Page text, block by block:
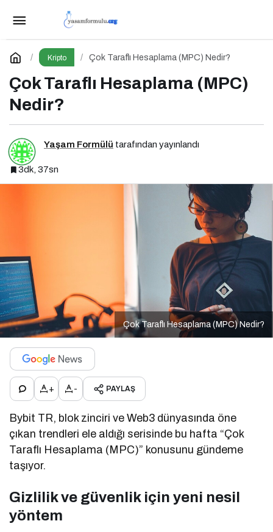
Kripto Çok Taraflı Hesaplama (MPC) Nedir?
Çok Taraflı Hesaplama (MPC)
Nedir?
Yaşam Formülü tarafından yayınlandı
3dk, 37sn
Çok Taraflı Hesaplama (MPC) Nedir?
+ - PAYLAŞ
Bybit TR, blok zinciri ve Web3 dünyasında öne
çıkan trendleri ele aldığı serisinde bu hafta “Çok
Taraflı Hesaplama (MPC)” konusunu gündeme
taşıyor.
Gizlilik ve güvenlik için yeni nesil
yöntem
BtcTurk’te Şüpheli İşlem Alarmı: 48 Milyon
Dolarlık Çıkış İddiası
Yorum Yap